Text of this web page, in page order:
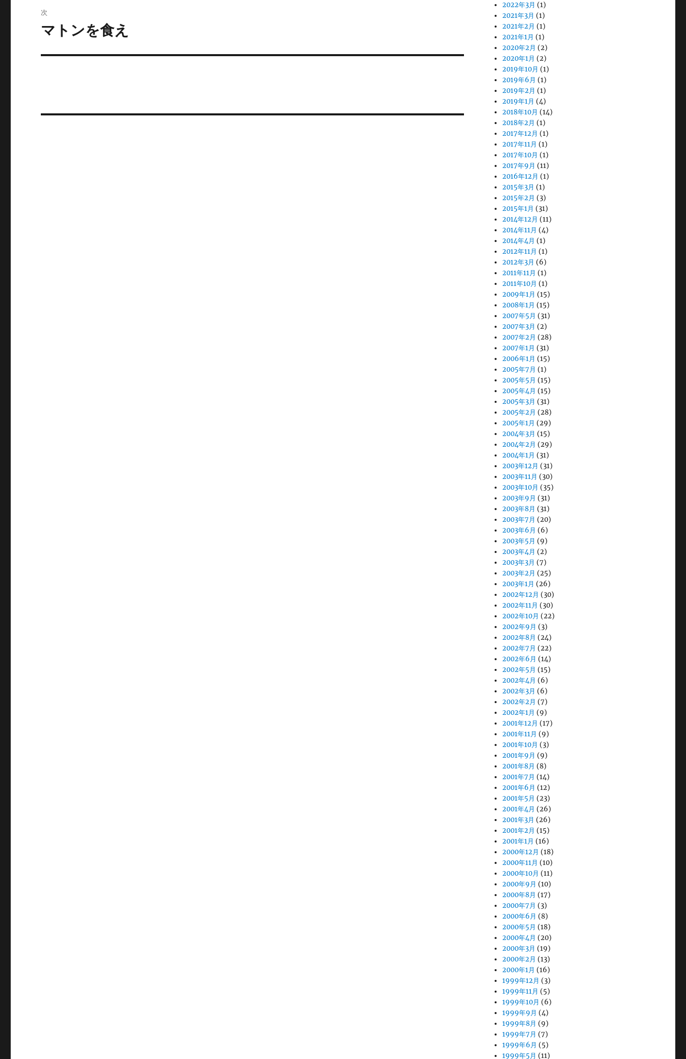
ゲ
ン
稿:
次
次
投
マトンを食え
2022年3月 (1)
2021年3月 (1)
2021年2月 (1)
2021年1月 (1)
2020年2月 (2)
2020年1月 (2)
2019年10月 (1)
2019年6月 (1)
2019年2月 (1)
2019年1月 (4)
2018年10月 (14)
2018年2月 (1)
2017年12月 (1)
2017年11月 (1)
2017年10月 (1)
2017年9月 (11)
2016年12月 (1)
2015年3月 (1)
2015年2月 (3)
2015年1月 (31)
2014年12月 (11)
2014年11月 (4)
2014年4月 (1)
2012年11月 (1)
2012年3月 (6)
2011年11月 (1)
2011年10月 (1)
2009年1月 (15)
2008年1月 (15)
2007年5月 (31)
2007年3月 (2)
2007年2月 (28)
2007年1月 (31)
2006年1月 (15)
2005年7月 (1)
2005年5月 (15)
2005年4月 (15)
2005年3月 (31)
2005年2月 (28)
2005年1月 (29)
2004年3月 (15)
2004年2月 (29)
2004年1月 (31)
2003年12月 (31)
2003年11月 (30)
2003年10月 (35)
2003年9月 (31)
2003年8月 (31)
2003年7月 (20)
2003年6月 (6)
2003年5月 (9)
2003年4月 (2)
2003年3月 (7)
2003年2月 (25)
2003年1月 (26)
2002年12月 (30)
2002年11月 (30)
2002年10月 (22)
2002年9月 (3)
2002年8月 (24)
2002年7月 (22)
2002年6月 (14)
2002年5月 (15)
2002年4月 (6)
2002年3月 (6)
2002年2月 (7)
2002年1月 (9)
2001年12月 (17)
2001年11月 (9)
2001年10月 (3)
2001年9月 (9)
2001年8月 (8)
2001年7月 (14)
2001年6月 (12)
2001年5月 (23)
2001年4月 (26)
2001年3月 (26)
2001年2月 (15)
2001年1月 (16)
2000年12月 (18)
2000年11月 (10)
2000年10月 (11)
2000年9月 (10)
2000年8月 (17)
2000年7月 (3)
2000年6月 (8)
2000年5月 (18)
2000年4月 (20)
2000年3月 (19)
2000年2月 (13)
2000年1月 (16)
1999年12月 (3)
1999年11月 (5)
1999年10月 (6)
1999年9月 (4)
1999年8月 (9)
1999年7月 (7)
1999年6月 (5)
1999年5月 (11)